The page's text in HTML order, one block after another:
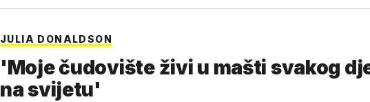
JULIA DONALDSON
'Moje čudovište živi u mašti svakog
na svijetu'